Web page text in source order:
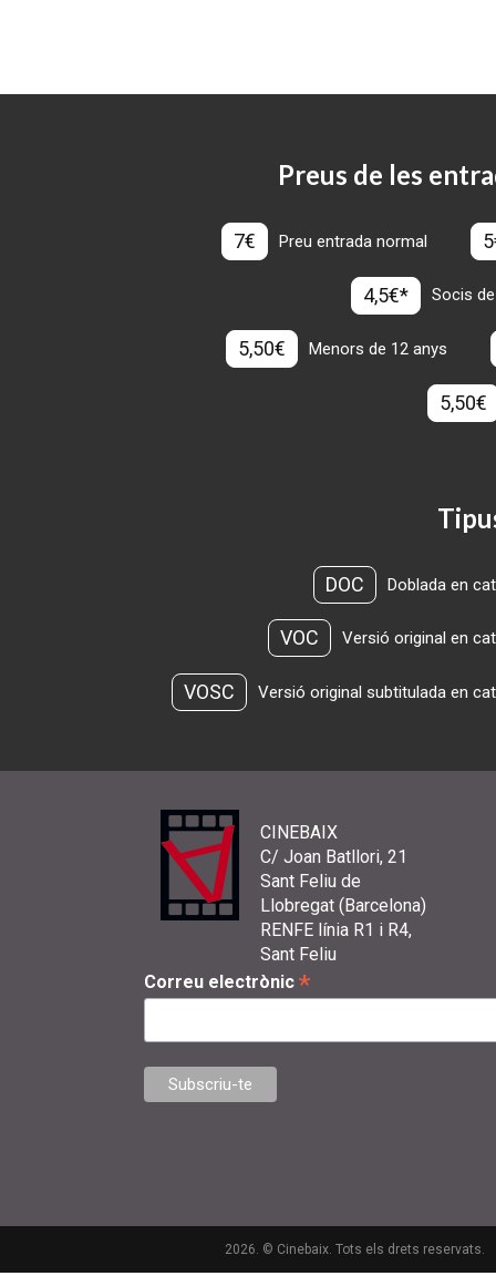
Preus de les
7€ Preu entrada normal
4,5€* Socis
5,50€ Menors de 12 anys
5,50€
DOC Doblada en
VOC Versió original en
VOSC Versió original subtitulada en
CINEBAIX
C/ Joan Batllori, 21
Sant Feliu de
Llobregat (Barcelona)
RENFE línia R1 i R4,
Sant Feliu
Correu electrònic *
2026. © Cinebaix. Tots els drets reservats.